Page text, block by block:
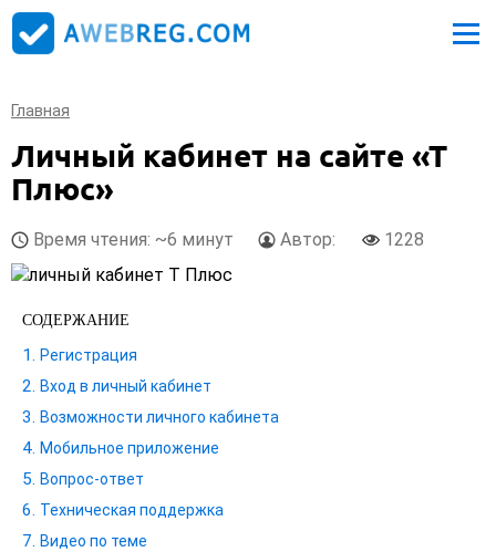
Главная
Личный кабинет на сайте «Т
Плюс»
Время чтения: ~6 минут Автор: 1228
СОДЕРЖАНИЕ
Регистрация
Вход в личный кабинет
Возможности личного кабинета
Мобильное приложение
Вопрос-ответ
Техническая поддержка
Видео по теме